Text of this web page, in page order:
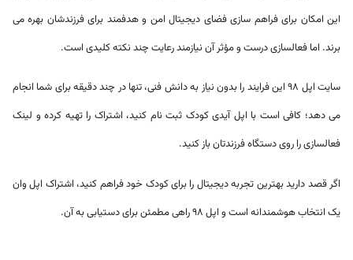
این امکان برای فراهم سازی فضای دیجیتال امن و هدفمند برای فرزندشان بهره می
برند. اما فعالسازی درست و مؤثر آن نیازمند رعایت چند نکته کلیدی است.
سایت اپل ۹۸ این فرایند را بدون نیاز به دانش فنی، تنها در چند دقیقه برای شما انجام
می دهد؛ کافی است با اپل آیدی کودک ثبت نام کنید، اشتراک را تهیه کرده و لینک
فعالسازی را روی دستگاه فرزندتان باز کنید.
اگر قصد دارید بهترین تجربه دیجیتال را برای کودک خود فراهم کنید، اشتراک اپل وان
یک انتخاب هوشمندانه است و اپل ۹۸ راهی مطمئن برای دستیابی به آن.